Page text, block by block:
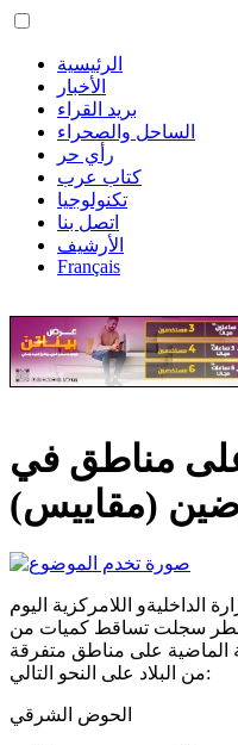
الرئيسية
الأخبار
بريد القراء
الساحل والصحراء
رأي حر
كتاب عرب
تكنولوجيا
اتصل بنا
الأرشيف
Français
على مناطق في
(مقاييس)
الداخليةو اللامركزية اليوم
سجلت تساقط كميات من
الماضية على مناطق متفرقة
من البلاد على النحو التالي:
الحوض الشرقي